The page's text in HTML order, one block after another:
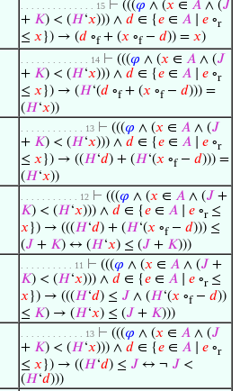
. . . . . . . . . . . . . . 15 ⊢ (((𝜑 ∧ (𝑥 ∈ 𝐴 ∧ (𝐽
+ 𝐾) < (𝐻‘𝑥))) ∧ 𝑑 ∈ {𝑒 ∈ 𝐴 𝑒 ∘r
≤ 𝑥 }) → (𝑑 ∘f+ (𝑥 ∘f− 𝑑)) = 𝑥)
. . . . . . . . . . . . . 14 ⊢ (((𝜑 ∧ (𝑥 ∈ 𝐴 ∧ (𝐽
+ 𝐾) < (𝐻‘𝑥))) ∧ 𝑑 ∈ {𝑒 ∈ 𝐴 𝑒 ∘r
≤ 𝑥 }) → (𝐻‘(𝑑 ∘f+ (𝑥 ∘f− 𝑑))) =
(𝐻‘𝑥))
. . . . . . . . . . . . 13 ⊢ (((𝜑 ∧ (𝑥 ∈ 𝐴 ∧ (𝐽
+ 𝐾) < (𝐻‘𝑥))) ∧ 𝑑 ∈ {𝑒 ∈ 𝐴 𝑒 ∘r
≤ 𝑥 }) → ((𝐻‘𝑑) + (𝐻‘(𝑥 ∘f− 𝑑))) =
(𝐻‘𝑥))
. . . . . . . . . . . 12 ⊢ (((𝜑 ∧ (𝑥 ∈ 𝐴 ∧ (𝐽 +
𝐾) < (𝐻‘𝑥))) ∧ 𝑑 ∈ {𝑒 ∈ 𝐴 𝑒 ∘r≤
𝑥 }) → (((𝐻‘𝑑) + (𝐻‘(𝑥 ∘f− 𝑑))) ≤
(𝐽 + 𝐾) ↔ (𝐻‘𝑥) ≤ (𝐽 + 𝐾)))
. . . . . . . . . . 11 ⊢ (((𝜑 ∧ (𝑥 ∈ 𝐴 ∧ (𝐽 +
𝐾) < (𝐻‘𝑥))) ∧ 𝑑 ∈ {𝑒 ∈ 𝐴 𝑒 ∘r≤
𝑥 }) → (((𝐻‘𝑑) ≤ 𝐽 ∧ (𝐻‘(𝑥 ∘f− 𝑑))
≤ 𝐾) → (𝐻‘𝑥) ≤ (𝐽 + 𝐾)))
. . . . . . . . . . . . 13 ⊢ (((𝜑 ∧ (𝑥 ∈ 𝐴 ∧ (𝐽
+ 𝐾) < (𝐻‘𝑥))) ∧ 𝑑 ∈ {𝑒 ∈ 𝐴 𝑒 ∘r
≤ 𝑥 }) → ((𝐻‘𝑑) ≤ 𝐽 ↔ ¬ 𝐽 <
(𝐻‘𝑑)))